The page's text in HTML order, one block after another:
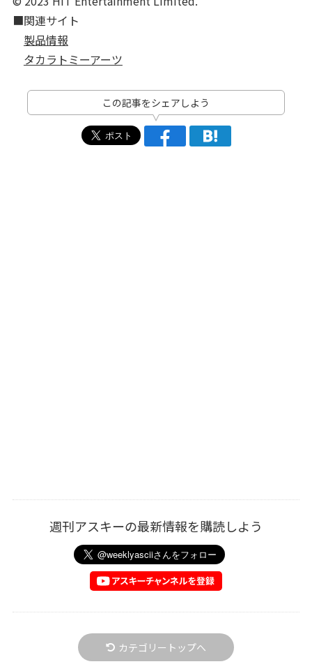
■関連サイト
製品情報
タカラトミーアーツ
この記事をシェアしよう
週刊アスキーの最新情報を購読しよう
カテゴリートップへ